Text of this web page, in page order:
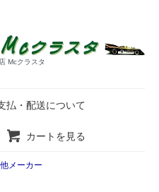
Mcクラスタ
払・配送について
カートを見る
メーカー